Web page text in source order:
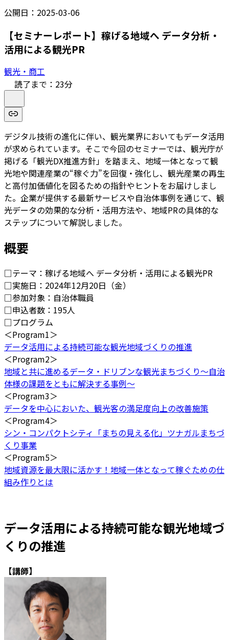
公開日： 2025-03-06
【セミナーレポート】稼げる地域へ データ分析・
活用による観光PR
観光・商工
読了まで： 23分
デジタル技術の進化に伴い、観光業界においてもデータ活用
が求められています。そこで今回のセミナーでは、観光庁が
掲げる「観光DX推進方針」を踏まえ、地域一体となって観
光地や関連産業の“稼ぐ力”を回復・強化し、観光産業の再生
と高付加価値化を図るための指針やヒントをお届けしまし
た。企業が提供する最新サービスや自治体事例を通じて、観
光データの効果的な分析・活用方法や、地域PRの具体的な
ステップについて解説しました。
概要
□テーマ：稼げる地域へ データ分析・活用による観光PR
□実施日：2024年12月20日（金）
□参加対象：自治体職員
□申込者数：195人
□プログラム
＜Program1＞
データ活用による持続可能な観光地域づくりの推進
＜Program2＞
地域と共に進めるデータ・ドリブンな観光まちづくり～自治
体様の課題をともに解決する事例～
＜Program3＞
データを中心においた、観光客の満足度向上の改善施策
＜Program4＞
シン・コンパクトシティ「まちの見える化」ツナガルまちづ
くり事業
＜Program5＞
地域資源を最大限に活かす！地域一体となって稼ぐための仕
組み作りとは
データ活用による持続可能な観光地域づ
くりの推進
【講師】